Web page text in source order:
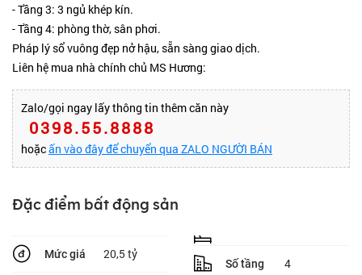
- Tầng 3: 3 ngủ khép kín.
- Tầng 4: phòng thờ, sân phơi.
Pháp lý sổ vuông đẹp nở hậu, sẵn sàng giao dịch.
Liên hệ mua nhà chính chủ MS Hương:
Zalo/gọi ngay lấy thông tin thêm căn này
0398.55.8888
hoặcấn vào đây để chuyển qua ZALO NGƯỜI BÁN
Đặc điểm bất động sản
Mức giá 20,5 tỷ
Số tầng 4